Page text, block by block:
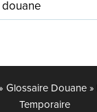
Glossaire Douane»
Temporaire